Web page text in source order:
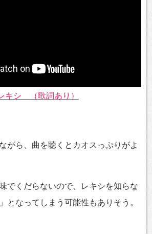
キシ （歌詞あり）
がら、曲を聴くとカオスっぷりがよ
でくだらないので、レキシを知らな
となってしまう可能性もありそう。